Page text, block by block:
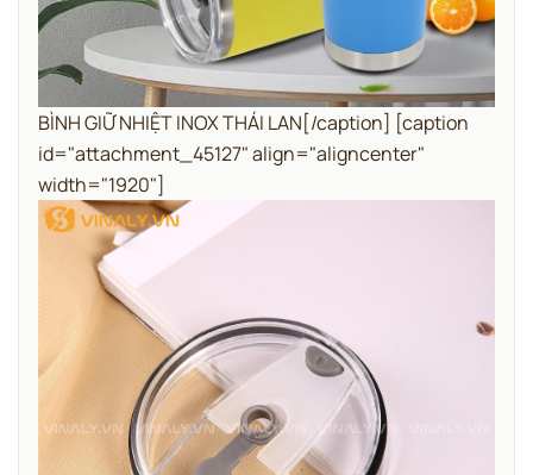
BÌNH GIỮ NHIỆT INOX THÁI LAN[/caption] [caption
id="attachment_45127" align="aligncenter"
width="1920"]